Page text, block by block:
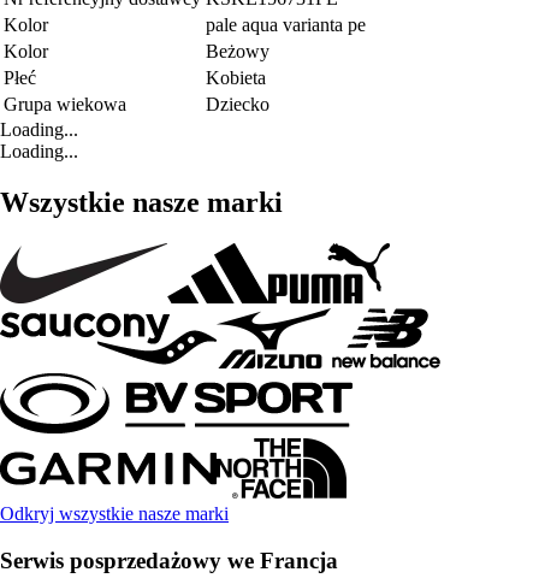
Kolor
pale aqua varianta pe
Kolor
Beżowy
Płeć
Kobieta
Grupa wiekowa
Dziecko
Loading...
Loading...
Wszystkie nasze marki
Odkryj wszystkie nasze marki
Serwis posprzedażowy we Francja